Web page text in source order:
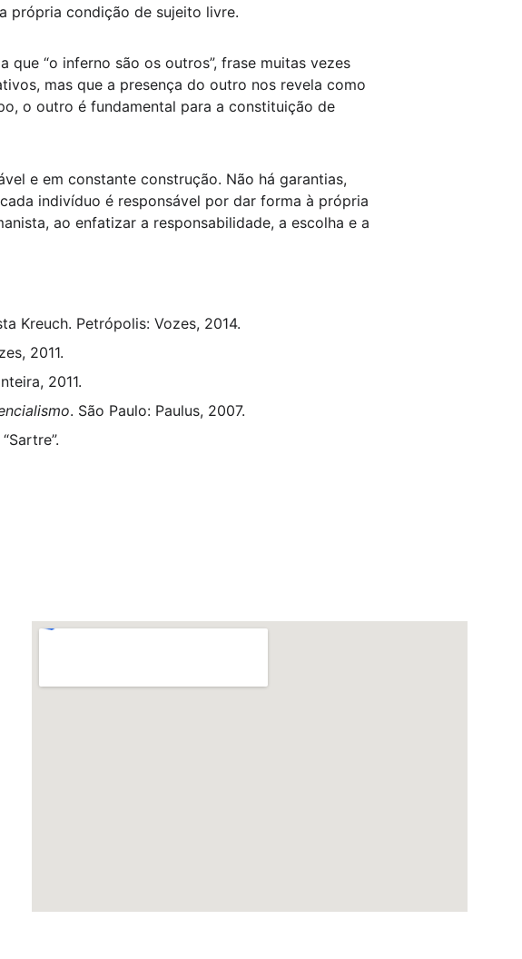
própria condição de sujeito livre.
“o inferno são os outros”, frase muitas vezes
mas que a presença do outro nos revela como
o outro é fundamental para a constituição de
e em constante construção. Não há garantias,
indivíduo é responsável por dar forma à própria
ao enfatizar a responsabilidade, a escolha e a
Kreuch. Petrópolis: Vozes, 2014.
2011.
2011.
. São Paulo: Paulus, 2007.